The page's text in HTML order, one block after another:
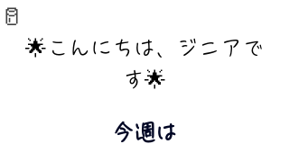
🥛
🌟こんにちは、ジニアで
す🌟
今週は